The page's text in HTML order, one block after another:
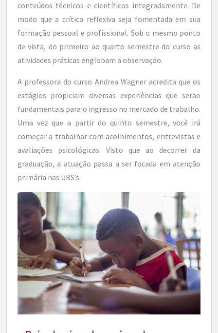
conteúdos técnicos e científicos integradamente. De
modo que a crítica reflexiva seja fomentada em sua
formação pessoal e profissional. Sob o mesmo ponto
de vista, do primeiro ao quarto semestre do curso as
atividades práticas englobam a observação.
A professora do curso Andrea Wagner acredita que os
estágios propiciam diversas experiências que serão
fundamentais para o ingresso no mercado de trabalho.
Uma vez que a partir do quinto semestre, você irá
começar a trabalhar com acolhimentos, entrevistas e
avaliações psicológicas. Visto que ao decorrer da
graduação, a atuação passa a ser focada em atenção
primária nas UBS’s.